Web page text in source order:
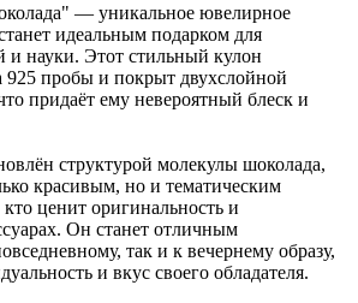
— уникальное ювелирное
идеальным подарком для
и науки. Этот стильный кулон
925 пробы и покрыт двухслойной
придаёт ему невероятный блеск и
структурой молекулы шоколада,
красивым, но и тематическим
ценит оригинальность и
Он станет отличным
так и к вечернему образу,
и вкус своего обладателя.